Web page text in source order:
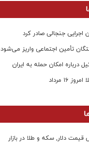
اجرایی جنجالی صادر کرد
تأمین اجتماعی واریز می‌شود
درباره امکان حمله به ایران
مرداد
دلار, سکه و طلا در بازار